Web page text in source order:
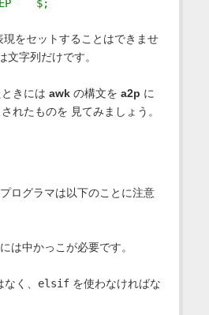
$;
現をセットすることはできませ
文字列だけです。
きには awkの構文を a2p に
れたものを 見てみましょう。
ログラマは以下のことに注意
は中かっこが必要です。
く、 elsifを使わなければな